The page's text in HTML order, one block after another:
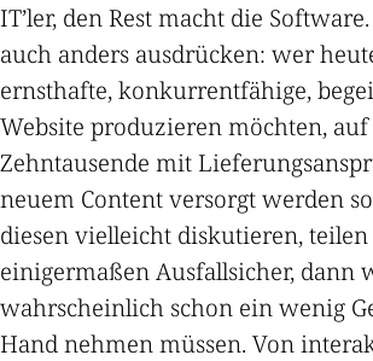
IT’ler, den Rest macht die
auch anders ausdrücken: wer
ernsthafte, konkurrentfähige,
Website produzieren möchten,
Zehntausende mit
neuem Content versorgt werden
diesen vielleicht diskutieren,
einigermaßen Ausfallsicher, dann
wahrscheinlich schon ein wenig
Hand nehmen müssen. Von